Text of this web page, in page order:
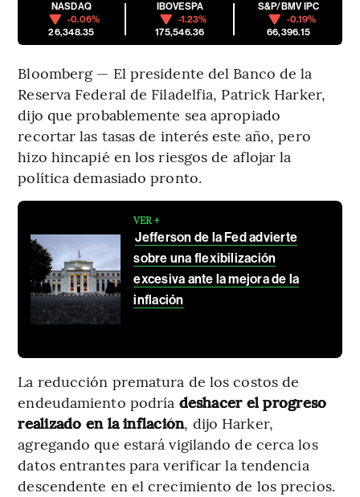
NASDAQ
-0.06%
26,348.35
IBOVESPA
-1.23%
175,546.36
S&P/BMV IPC
-0.19%
66,396.15
Bloomberg — El presidente del Banco de la
Reserva Federal de Filadelfia, Patrick Harker,
dijo que probablemente sea apropiado
recortar las tasas de interés este año, pero
hizo hincapié en los riesgos de aflojar la
política demasiado pronto.
VER +
Jefferson de la Fed advierte
sobre una flexibilización
excesiva ante la mejora de la
inflación
La reducción prematura de los costos de
endeudamiento podría deshacer el progreso
realizado en la inflación, dijo Harker,
agregando que estará vigilando de cerca los
datos entrantes para verificar la tendencia
descendente en el crecimiento de los precios.